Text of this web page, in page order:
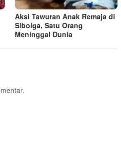
Aksi Tawuran Anak Remaja di
Sibolga, Satu Orang
Meninggal Dunia